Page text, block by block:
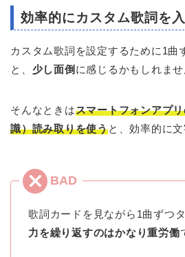
効率的にカスタム歌詞を
カスタム歌詞を設定するために1曲
と、 少し面倒 に感じるかもしれませ
そんなときはスマートフォンアプ
識）読み取りを使うと、効率的に文
歌詞カードを見ながら1曲ずつ
力を繰り返すのはかなり重労働